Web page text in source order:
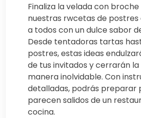
Finaliza la velada con
nuestras rwcetas de postres
a todos con un dulce sabor
Desde tentadoras tartas
postres, estas ideas
de tus invitados y cerrarán
manera inolvidable. Con
detalladas, podrás preparar
parecen salidos de un
cocina.